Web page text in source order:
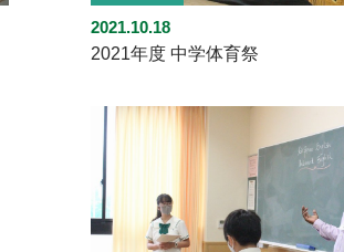
2021.10.18
2021年度 中学体育祭